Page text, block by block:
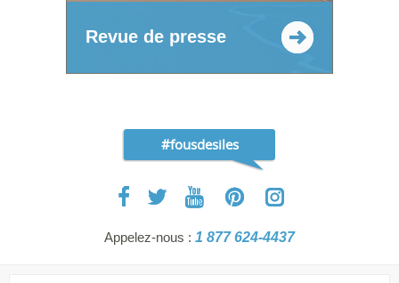
Revue de presse
#fousdesiles
Appelez-nous : 1 877 624-4437